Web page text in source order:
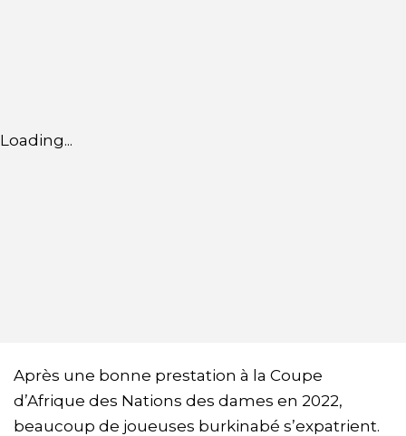
Loading...
Après une bonne prestation à la Coupe
d’Afrique des Nations des dames en 2022,
beaucoup de joueuses burkinabé s’expatrient.